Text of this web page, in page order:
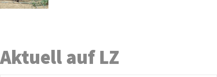
Aktuell auf LZ